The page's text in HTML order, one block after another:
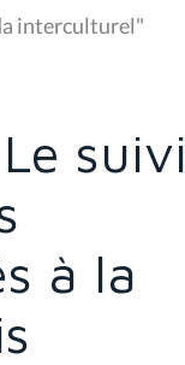
interculturel"
suivi
à la